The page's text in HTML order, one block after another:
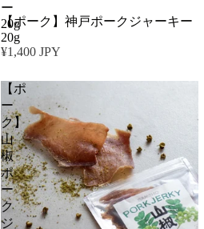
ー
20g
【ポーク】神戸ポークジャーキー
20g
¥1,400 JPY
【ポ
ー
ク】
山
椒
ポ
ー
ク
ジ